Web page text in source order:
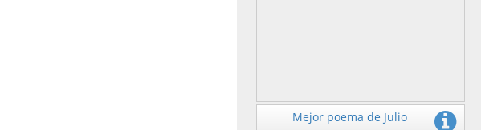
Mejor poema de Julio